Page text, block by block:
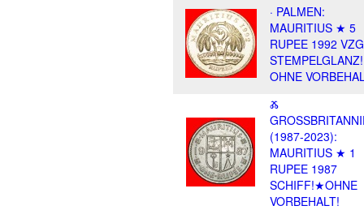
· PALMEN:
MAURITIUS ★ 5
RUPEE 1992
STEMPELGLANZ!
OHNE
Ⰶ
(1987-2023):
MAURITIUS ★ 1
RUPEE 1987
SCHIFF!★OHNE
VORBEHALT!